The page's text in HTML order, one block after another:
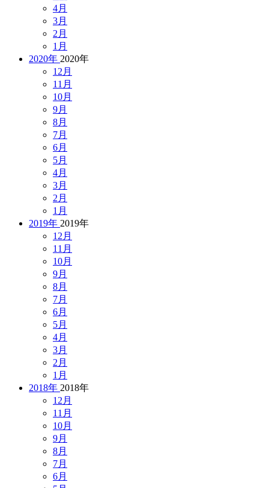
4月
3月
2月
1月
2020年 2020年
12月
11月
10月
9月
8月
7月
6月
5月
4月
3月
2月
1月
2019年 2019年
12月
11月
10月
9月
8月
7月
6月
5月
4月
3月
2月
1月
2018年 2018年
12月
11月
10月
9月
8月
7月
6月